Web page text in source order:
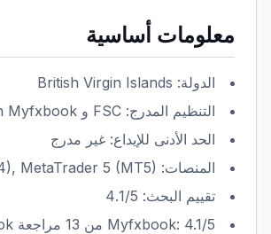
معلومات أساسية
الدولة: British Virgin Islands
التنظيم المدرج: FSC و Additional entities listed on Myfxbook
الحد الأدنى للإيداع: غير مدرج
المنصات: MetaTrader 4 (MT4), MetaTrader 5 (MT5) و Web Platform
تقييم البحث: 4.1/5
Myfxbook: 4.1/5 من 13 مراجعة Myfxbook